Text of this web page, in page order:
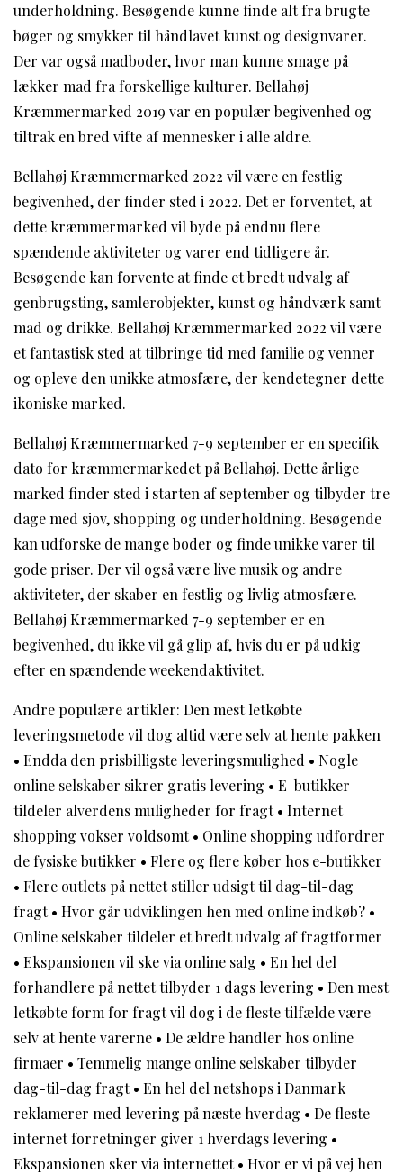
underholdning. Besøgende kunne finde alt fra brugte
bøger og smykker til håndlavet kunst og designvarer.
Der var også madboder, hvor man kunne smage på
lækker mad fra forskellige kulturer. Bellahøj
Kræmmermarked 2019 var en populær begivenhed og
tiltrak en bred vifte af mennesker i alle aldre.
Bellahøj Kræmmermarked 2022 vil være en festlig
begivenhed, der finder sted i 2022. Det er forventet, at
dette kræmmermarked vil byde på endnu flere
spændende aktiviteter og varer end tidligere år.
Besøgende kan forvente at finde et bredt udvalg af
genbrugsting, samlerobjekter, kunst og håndværk samt
mad og drikke. Bellahøj Kræmmermarked 2022 vil være
et fantastisk sted at tilbringe tid med familie og venner
og opleve den unikke atmosfære, der kendetegner dette
ikoniske marked.
Bellahøj Kræmmermarked 7-9 september er en specifik
dato for kræmmermarkedet på Bellahøj. Dette årlige
marked finder sted i starten af september og tilbyder tre
dage med sjov, shopping og underholdning. Besøgende
kan udforske de mange boder og finde unikke varer til
gode priser. Der vil også være live musik og andre
aktiviteter, der skaber en festlig og livlig atmosfære.
Bellahøj Kræmmermarked 7-9 september er en
begivenhed, du ikke vil gå glip af, hvis du er på udkig
efter en spændende weekendaktivitet.
Andre populære artikler: Den mest letkøbte
leveringsmetode vil dog altid være selv at hente pakken
• Endda den prisbilligste leveringsmulighed • Nogle
online selskaber sikrer gratis levering • E-butikker
tildeler alverdens muligheder for fragt• Internet
shopping vokser voldsomt• Online shopping udfordrer
de fysiske butikker • Flere og flere køber hos e-butikker
• Flere outlets på nettet stiller udsigt til dag-til-dag
fragt• Hvor går udviklingen hen med online indkøb? •
Online selskaber tildeler et bredt udvalg af fragtformer
• Ekspansionen vil ske via online salg • En hel del
forhandlere på nettet tilbyder 1 dags levering • Den mest
letkøbte form for fragt vil dog i de fleste tilfælde være
selv at hente varerne • De ældre handler hos online
firmaer • Temmelig mange online selskaber tilbyder
dag-til-dag fragt• En hel del netshops i Danmark
reklamerer med levering på næste hverdag • De fleste
internet forretninger giver 1 hverdags levering •
Ekspansionen sker via internettet• Hvor er vi på vej hen